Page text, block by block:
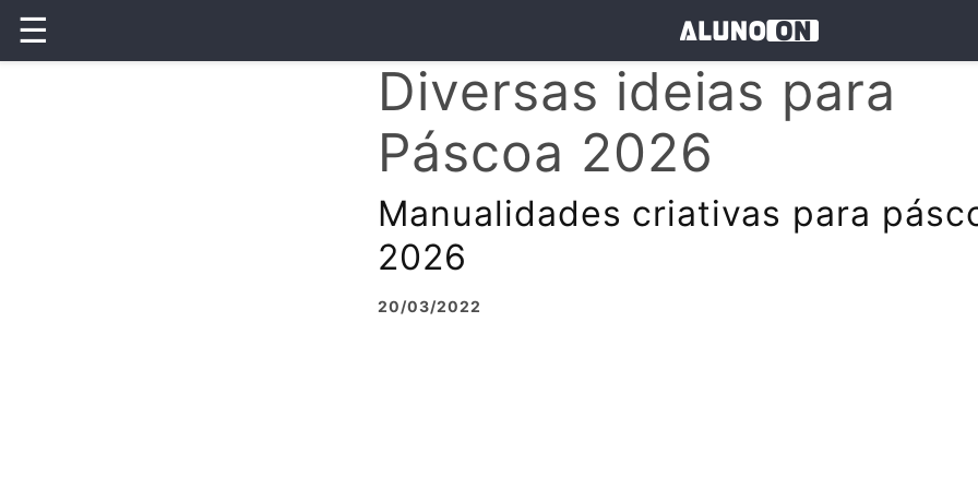
☰
Diversas ideias para
Páscoa 2026
Manualidades criativas para
2026
20/03/2022